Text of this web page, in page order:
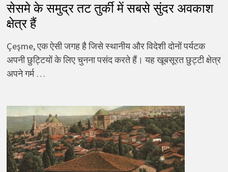
सेसमे के समुद्र तट तुर्की में सबसे सुंदर अवकाश
क्षेत्र हैं
Çeşme, एक ऐसी जगह है जिसे स्थानीय और विदेशी दोनों पर्यटक
अपनी छुट्टियों के लिए चुनना पसंद करते हैं। यह खूबसूरत छुट्टी क्षेत्र
अपने गर्म …